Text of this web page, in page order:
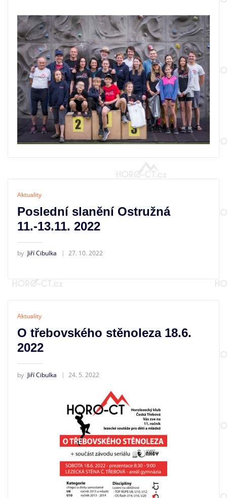
Aktuality
Poslední slanění Ostružná
11.-13.11. 2022
by Jiří Cibulka 27. 10. 2022
Aktuality
O třebovského stěnoleza 18.6.
2022
by Jiří Cibulka 24. 5. 2022